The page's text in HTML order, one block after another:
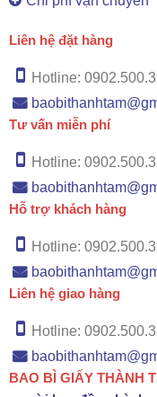
Liên hệ đặt hàng
Hotline:
Tư vấn miễn phí
Hotline:
Hỗ trợ khách hàng
Hotline:
Liên hệ giao hàng
Hotline:
BAO BÌ GIẤY THÀNH